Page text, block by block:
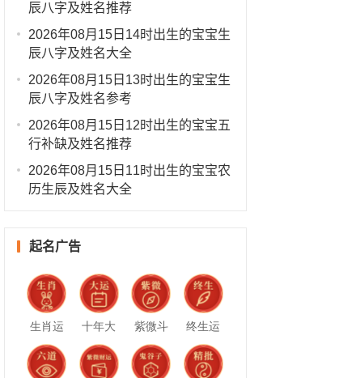
辰八字及姓名推荐
2026年08月15日14时出生的宝宝生
辰八字及姓名大全
2026年08月15日13时出生的宝宝生
辰八字及姓名参考
2026年08月15日12时出生的宝宝五
行补缺及姓名推荐
2026年08月15日11时出生的宝宝农
历生辰及姓名大全
起名广告
生肖运
势
十年大
运
紫微斗
数
终生运
势